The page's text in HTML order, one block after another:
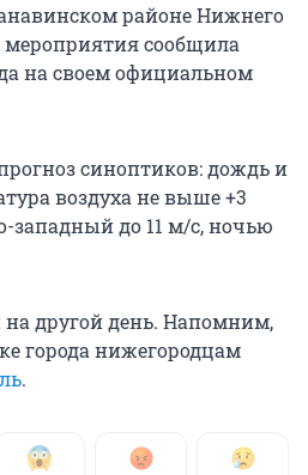
районе Нижнего
мероприятия сообщила
на своем официальном
синоптиков: дождь и
воздуха не выше +3
западный до 11 м/с, ночью
на другой день. Напомним,
города нижегородцам
.